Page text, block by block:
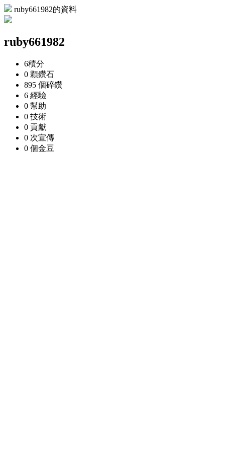
ruby661982的資料
ruby661982
6積分
0 顆鑽石
895 個碎鑽
6 經驗
0 幫助
0 技術
0 貢獻
0 次宣傳
0 個金豆